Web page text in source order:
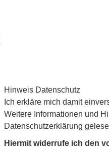
Hinweis Datenschutz
Ich erkläre mich damit
Weitere Informationen und
Datenschutzerklärung
Hiermit widerrufe ich den